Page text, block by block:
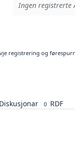
Ingen registrerte
registrering og
Diskusjonar 0 RDF